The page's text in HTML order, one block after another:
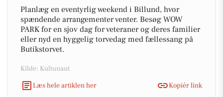
Planlæg en eventyrlig weekend i Billund, hvor
spændende arrangementer venter. Besøg WOW
PARK for en sjov dag for veteraner og deres familier
eller nyd en hyggelig torvedag med fællessang på
Butikstorvet.
Kilde: Kultunaut
Læs hele artiklen her
Kopiér link